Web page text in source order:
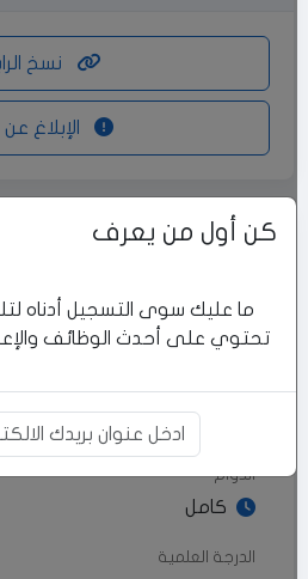
الإبلاغ عن خطأ
بيانات الوظيفة
المنطقة
رام الله والبيرة
العنوان
الماصيون عين منجد
الدوام
كامل
الدرجة العلمية
كن أول من يعرف
ما عليك سوى التسجيل أدناه
تحتوي على أحدث الوظائف
بريد الالكتروني